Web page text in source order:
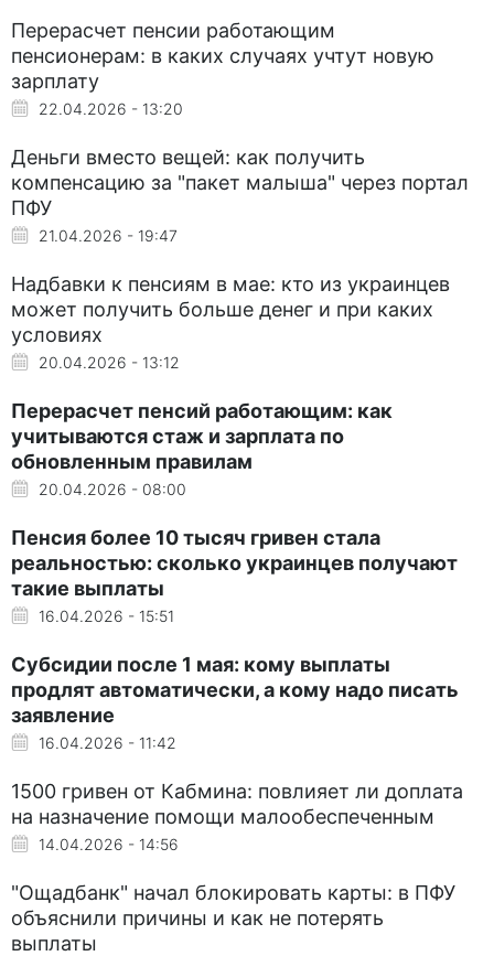
Перерасчет пенсии работающим
пенсионерам: в каких случаях учтут новую
зарплату
22.04.2026 - 13:20
Деньги вместо вещей: как получить
компенсацию за "пакет малыша" через портал
ПФУ
21.04.2026 - 19:47
Надбавки к пенсиям в мае: кто из украинцев
может получить больше денег и при каких
условиях
20.04.2026 - 13:12
Перерасчет пенсий работающим: как
учитываются стаж и зарплата по
обновленным правилам
20.04.2026 - 08:00
Пенсия более 10 тысяч гривен стала
реальностью: сколько украинцев получают
такие выплаты
16.04.2026 - 15:51
Субсидии после 1 мая: кому выплаты
продлят автоматически, а кому надо писать
заявление
16.04.2026 - 11:42
1500 гривен от Кабмина: повлияет ли доплата
на назначение помощи малообеспеченным
14.04.2026 - 14:56
"Ощадбанк" начал блокировать карты: в ПФУ
объяснили причины и как не потерять
выплаты